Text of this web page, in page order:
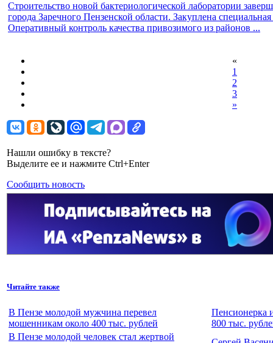
Строительство новой бактериологической лаборатории
города Заречного Пензенской области. Закуплена
Оперативный контроль качества привозимого из районов ...
«
1
2
3
»
Нашли ошибку в тексте?
Выделите ее и нажмите Ctrl+Enter
Сообщить новость
Читайте также
В Пензе молодой мужчина перевел
мошенникам около 400 тыс. рублей
Пенсионерка
800 тыс.
В Пензе молодой человек стал жертвой